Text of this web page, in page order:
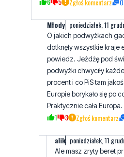
Zgłoś komentarz
Młody poniedziałek, 11
O jakich podwyżkach
dotknęły wszystkie kraje
powiedz. Jeżdżę pod
podwyżki chwyciły
procent i co PiS tam
Europie borykało się po
Praktycznie cała
1 3 Zgłoś komentarz
alik poniedziałek, 11
Ale masz zryty beret